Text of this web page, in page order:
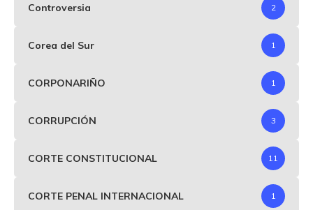
Controversia 2
Corea del Sur 1
CORPONARIÑO 1
CORRUPCIÓN 3
CORTE CONSTITUCIONAL 11
CORTE PENAL INTERNACIONAL 1